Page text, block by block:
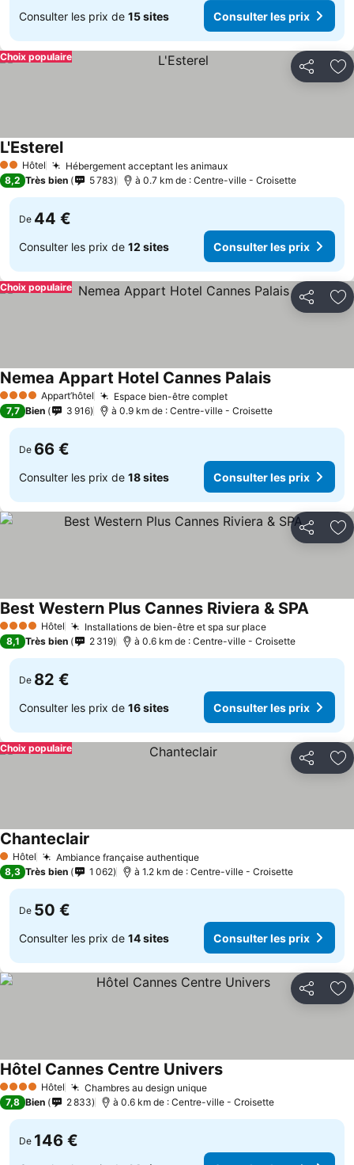
Consulter les prix de 15 sites Consulter les prix
Partager
Choix populaire
2 Étoiles
Hôtel Hébergement acceptant les animaux
L'Esterel
8,2 Très bien 5 783 à 0.7 km de : Centre-ville - Croisette
De 44 €
Consulter les prix de 12 sites Consulter les prix
Partager
Choix populaire
4 Étoiles Appart’hôtel Espace bien-être complet
Nemea Appart Hotel Cannes Palais
7,7 Bien 3 916 à 0.9 km de : Centre-ville - Croisette
De 66 €
Consulter les prix de 18 sites Consulter les prix
Partager
4 Étoiles Hôtel Installations de bien-être et spa sur place
Best Western Plus Cannes Riviera & SPA
8,1 Très bien 2 319 à 0.6 km de : Centre-ville - Croisette
De 82 €
Consulter les prix de 16 sites Consulter les prix
Partager
Choix populaire
1 Étoiles
Hôtel Ambiance française authentique
Chanteclair
8,3 Très bien 1 062 à 1.2 km de : Centre-ville - Croisette
De 50 €
Consulter les prix de 14 sites Consulter les prix
Partager
4 Étoiles Hôtel Chambres au design unique
Hôtel Cannes Centre Univers
7,8 Bien 2 833 à 0.6 km de : Centre-ville - Croisette
De 146 €